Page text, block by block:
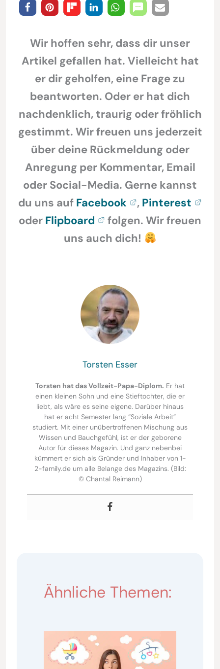
Wir hoffen sehr, dass dir unser
Artikel gefallen hat. Vielleicht hat
er dir geholfen, eine Frage zu
beantworten. Oder er hat dich
nachdenklich, traurig oder fröhlich
gestimmt. Wir freuen uns jederzeit
über deine Rückmeldung oder
Anregung per Kommentar, Email
oder Social-Media. Gerne kannst
du uns auf Facebook , Pinterest
oder Flipboard
folgen. Wir freuen
uns auch dich!
Torsten Esser
Torsten hat das Vollzeit-Papa-Diplom. Er hat
einen kleinen Sohn und eine Stieftochter, die er
liebt, als wäre es seine eigene. Darüber hinaus
hat er acht Semester lang “Soziale Arbeit”
studiert. Mit einer unübertroffenen Mischung aus
Wissen und Bauchgefühl, ist er der geborene
Autor für dieses Magazin. Und ganz nebenbei
kümmert er sich als Gründer und Inhaber von 1-
2-family.de um alle Belange des Magazins. (Bild:
© Chantal Reimann)
Ähnliche Themen: